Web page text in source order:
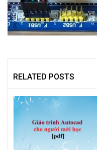
RELATED POSTS